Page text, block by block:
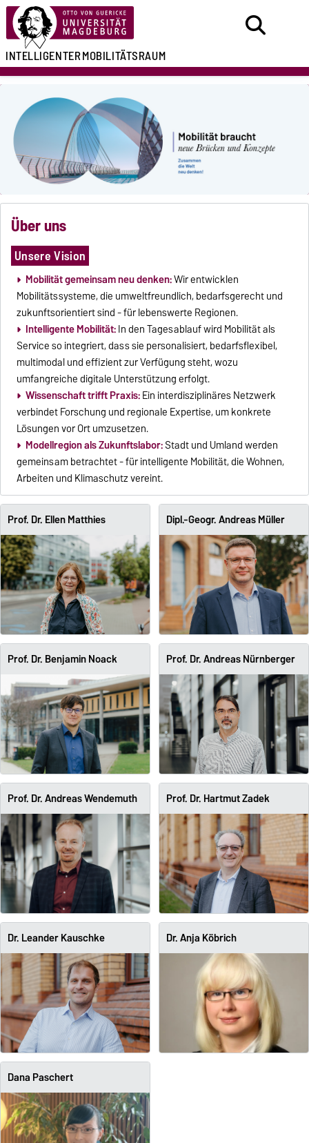
INTELLIGENTERMOBILITÄTSRAUM
Über uns
Unsere Vision
Mobilität gemeinsam neu denken:Wir entwicklen
Mobilitätssysteme, die umweltfreundlich, bedarfsgerecht und
zukunftsorientiert sind - für lebenswerte Regionen.
Intelligente Mobilität:In den Tagesablauf wird Mobilität als
Service so integriert, dass sie personalisiert, bedarfsflexibel,
multimodal und effizient zur Verfügung steht, wozu
umfangreiche digitale Unterstützung erfolgt.
Wissenschaft trifft Praxis:Ein interdisziplinäres Netzwerk
verbindet Forschung und regionale Expertise, um konkrete
Lösungen vor Ort umzusetzen.
Modellregion als Zukunftslabor:Stadt und Umland werden
gemeinsam betrachtet - für intelligente Mobilität, die Wohnen,
Arbeiten und Klimaschutz vereint.
Prof. Dr. Ellen Matthies Dipl.-Geogr. Andreas Müller
Prof. Dr. Benjamin Noack Prof. Dr. Andreas Nürnberger
Prof. Dr. Andreas Wendemuth Prof. Dr. Hartmut Zadek
Dr. Leander Kauschke Dr. Anja Köbrich
Dana Paschert